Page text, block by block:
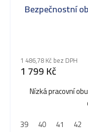
Bezpečnostní
1 486,78 Kč bez DPH
1 799 Kč
Nízká pracovní
39
40 41 42